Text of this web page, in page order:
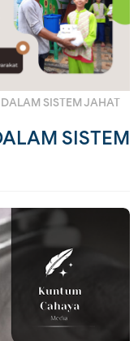
SISTEM JAHAT
SISTEM